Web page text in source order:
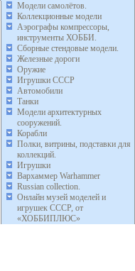
Модели самолётов.
Коллекционные модели
Аэрографы компрессоры,
инструменты ХОББИ.
Сборные стендовые модели.
Железные дороги
Оружие
Игрушки СССР
Автомобили
Танки
Модели архитектурных
сооружений.
Корабли
Полки, витрины, подставки для
коллекций.
Игрушки
Вархаммер Warhammer
Russian collection.
Онлайн музей моделей и
игрушек СССР, от
«ХОББИПЛЮС»